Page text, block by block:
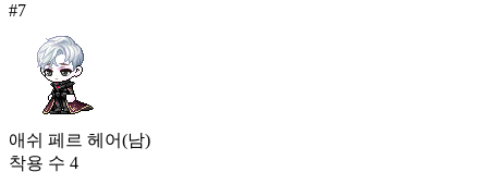
#7
애쉬 페르 헤어(남)
착용 수 4